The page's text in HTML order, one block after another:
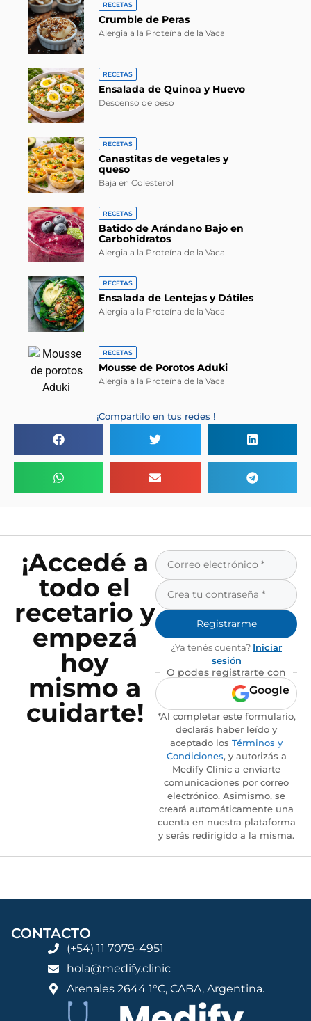
RECETAS
Crumble de Peras
Alergia a la Proteína de la Vaca
RECETAS
Ensalada de Quinoa y Huevo
Descenso de peso
RECETAS
Canastitas de vegetales y
queso
Baja en Colesterol
RECETAS
Batido de Arándano Bajo en
Carbohidratos
Alergia a la Proteína de la Vaca
RECETAS
Ensalada de Lentejas y Dátiles
Alergia a la Proteína de la Vaca
RECETAS
Mousse de Porotos Aduki
Alergia a la Proteína de la Vaca
¡Compartilo en tus redes !
¡Accedé a
todo el
recetario y
empezá
hoy
mismo a
cuidarte!
Registrarme
¿Ya tenés cuenta? Iniciar
sesión
O podes registrarte con
Google
*Al completar este formulario,
declarás haber leído y
aceptado los Términos y
Condiciones, y autorizás a
Medify Clinic a enviarte
comunicaciones por correo
electrónico. Asimismo, se
creará automáticamente una
cuenta en nuestra plataforma
y serás redirigido a la misma.
CONTACTO
(+54) 11 7079-4951
hola@medify.clinic
Arenales 2644 1°C, CABA, Argentina.